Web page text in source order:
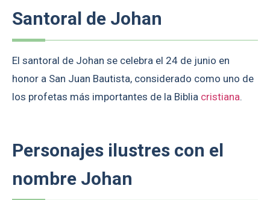
Santoral de Johan
El santoral de Johan se celebra el 24 de junio en
honor a San Juan Bautista, considerado como uno de
los profetas más importantes de la Biblia cristiana.
Personajes ilustres con el
nombre Johan